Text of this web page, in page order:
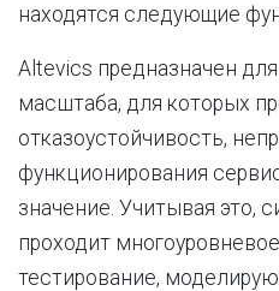
находятся следующие
Altevics предназначен
масштаба, для которых
отказоустойчивость,
функционирования
значение. Учитывая это,
проходит
тестирование,